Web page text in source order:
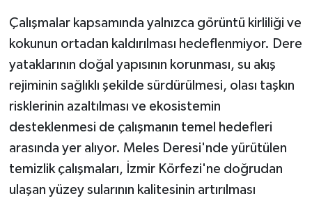
Çalışmalar kapsamında yalnızca görüntü kirliliği ve
kokunun ortadan kaldırılması hedeflenmiyor. Dere
yataklarının doğal yapısının korunması, su akış
rejiminin sağlıklı şekilde sürdürülmesi, olası taşkın
risklerinin azaltılması ve ekosistemin
desteklenmesi de çalışmanın temel hedefleri
arasında yer alıyor. Meles Deresi'nde yürütülen
temizlik çalışmaları, İzmir Körfezi'ne doğrudan
ulaşan yüzey sularının kalitesinin artırılması